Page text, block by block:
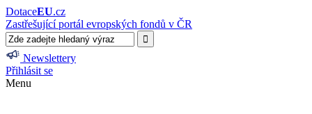
DotaceEU.cz
Zastřešující portál evropských fondů v ČR
Newslettery
Přihlásit se
Menu